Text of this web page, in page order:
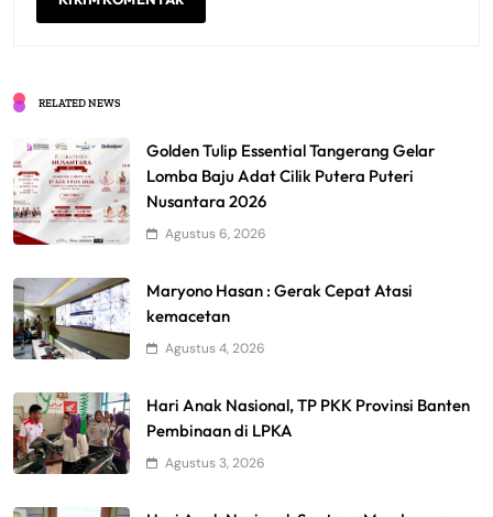
RELATED NEWS
Golden Tulip Essential Tangerang Gelar
Lomba Baju Adat Cilik Putera Puteri
Nusantara 2026
Agustus 6, 2026
Maryono Hasan : Gerak Cepat Atasi
kemacetan
Agustus 4, 2026
Hari Anak Nasional, TP PKK Provinsi Banten
Pembinaan di LPKA
Agustus 3, 2026